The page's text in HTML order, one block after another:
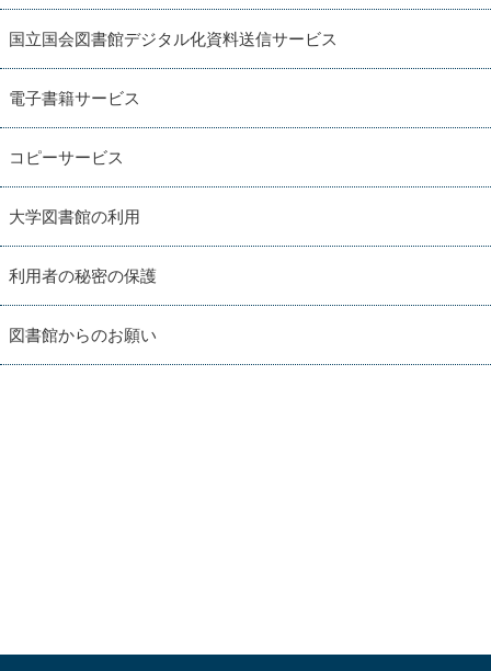
国立国会図書館デジタル化資料送信サービス
電子書籍サービス
コピーサービス
大学図書館の利用
利用者の秘密の保護
図書館からのお願い